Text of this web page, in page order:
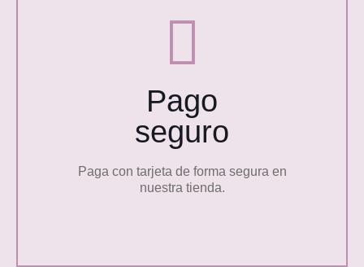
Pago
seguro
Paga con tarjeta de forma segura en
nuestra tienda.